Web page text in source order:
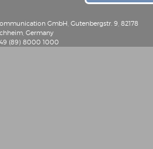
GmbH, Gutenbergstr. 9, 82178
Germany
(89) 8000 1000